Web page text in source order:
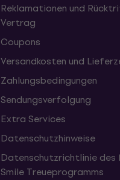
Reklamationen und
Vertrag
Coupons
Versandkosten und
Zahlungsbedingungen
Sendungsverfolgung
Extra Services
Datenschutzhinweise
Datenschutzrichtlinie des
Smile Treueprogramms